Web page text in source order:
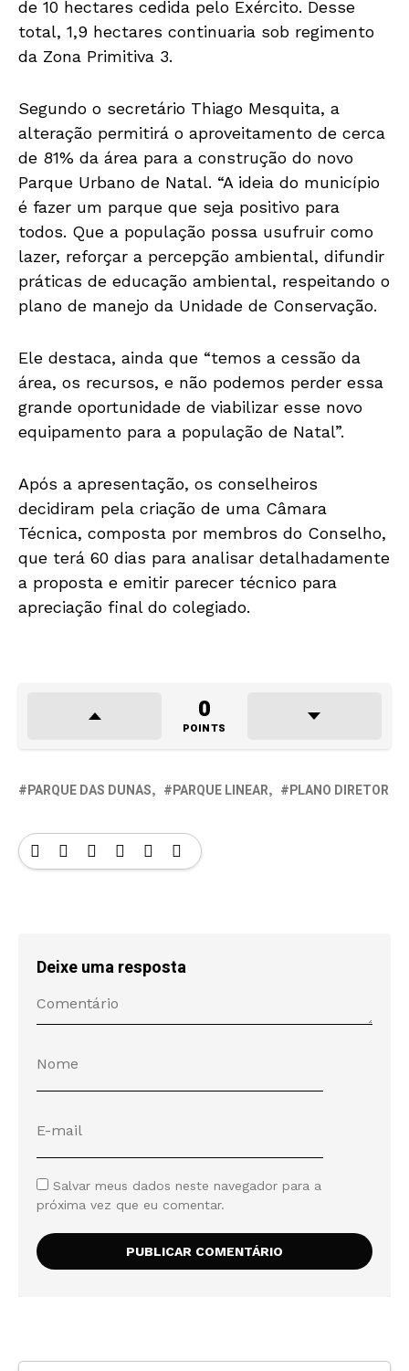
de 10 hectares cedida pelo Exército. Desse
total, 1,9 hectares continuaria sob regimento
da Zona Primitiva 3.
Segundo o secretário Thiago Mesquita, a
alteração permitirá o aproveitamento de cerca
de 81% da área para a construção do novo
Parque Urbano de Natal. “A ideia do município
é fazer um parque que seja positivo para
todos. Que a população possa usufruir como
lazer, reforçar a percepção ambiental, difundir
práticas de educação ambiental, respeitando o
plano de manejo da Unidade de Conservação.
Ele destaca, ainda que “temos a cessão da
área, os recursos, e não podemos perder essa
grande oportunidade de viabilizar esse novo
equipamento para a população de Natal”.
Após a apresentação, os conselheiros
decidiram pela criação de uma Câmara
Técnica, composta por membros do Conselho,
que terá 60 dias para analisar detalhadamente
a proposta e emitir parecer técnico para
apreciação final do colegiado.
0
POINTS
PARQUE DAS DUNAS PARQUE LINEAR PLANO DIRETOR
Deixe uma resposta
Salvar meus dados neste navegador para a
próxima vez que eu comentar.